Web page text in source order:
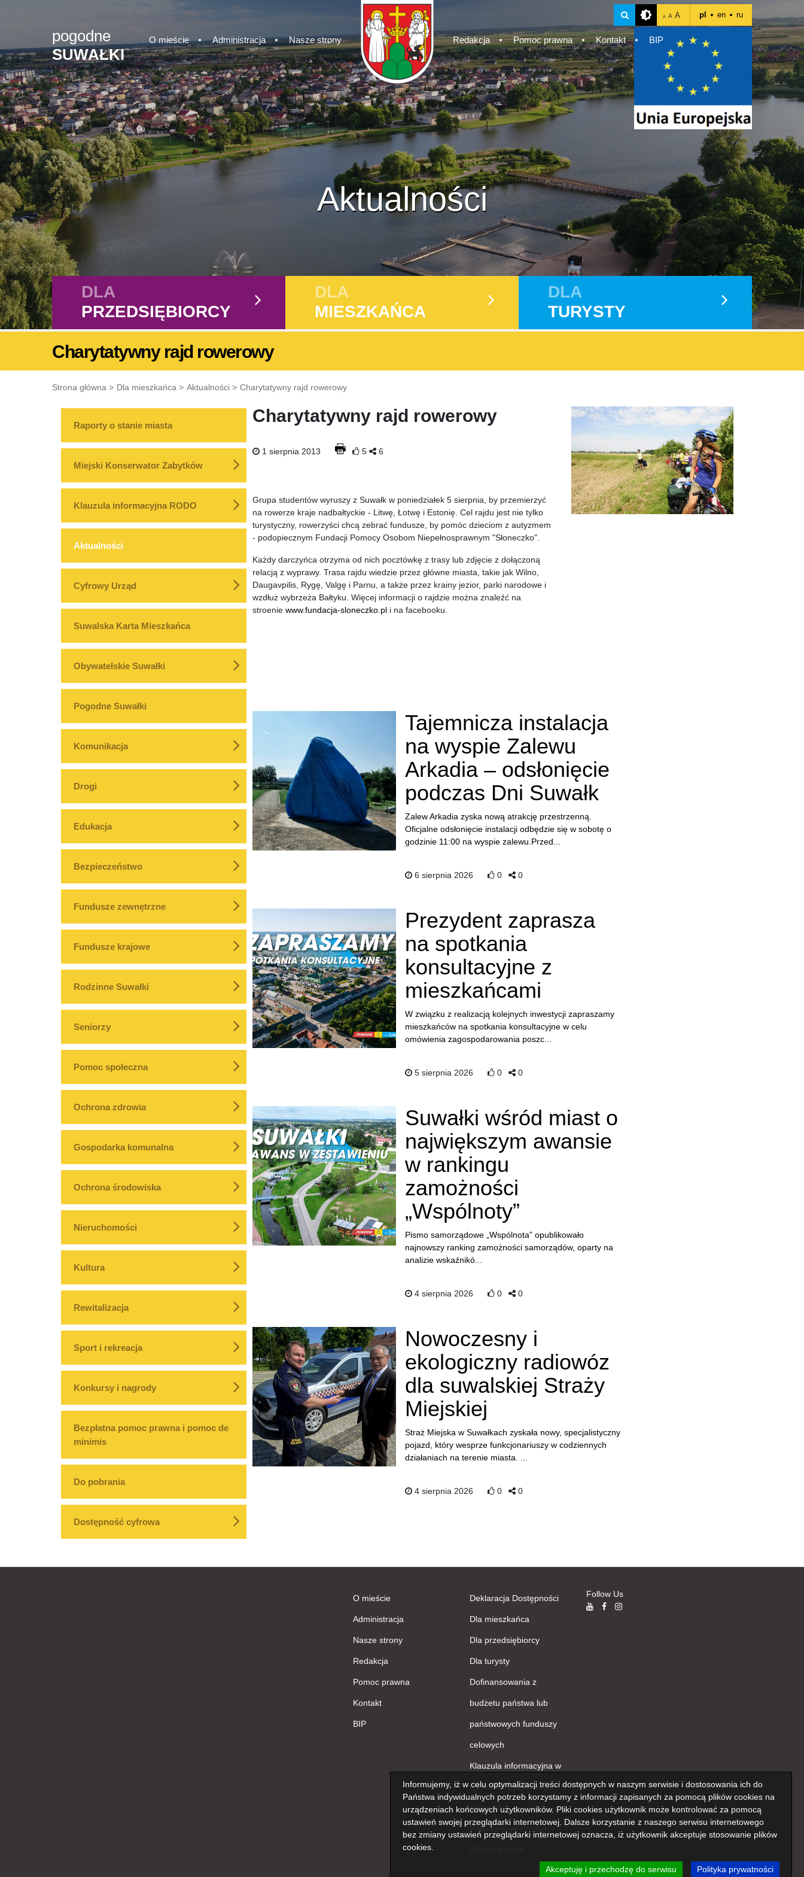
A A A pl en ru
pogodne
SUWAŁKI
O mieście Administracja Nasze strony Redakcja Pomoc prawna Kontakt BIP
Aktualności
DLA
PRZEDSIĘBIORCY
DLA
MIESZKAŃCA
DLA
TURYSTY
Charytatywny rajd rowerowy
Strona główna Dla mieszkańca Aktualności Charytatywny rajd rowerowy
Raporty o stanie miasta
Miejski Konserwator Zabytków
Klauzula informacyjna RODO
Aktualności
Cyfrowy Urząd
Suwalska Karta Mieszkańca
Obywatelskie Suwałki
Pogodne Suwałki
Komunikacja
Drogi
Edukacja
Bezpieczeństwo
Fundusze zewnętrzne
Fundusze krajowe
Rodzinne Suwałki
Seniorzy
Pomoc społeczna
Ochrona zdrowia
Gospodarka komunalna
Ochrona środowiska
Nieruchomości
Kultura
Rewitalizacja
Sport i rekreacja
Konkursy i nagrody
Bezpłatna pomoc prawna i pomoc de
minimis
Do pobrania
Dostępność cyfrowa
Charytatywny rajd rowerowy
1 sierpnia 2013 5 6
Grupa studentów wyruszy z Suwałk w poniedziałek 5 sierpnia, by przemierzyć
na rowerze kraje nadbałtyckie - Litwę, Łotwę i Estonię. Cel rajdu jest nie tylko
turystyczny, rowerzyści chcą zebrać fundusze, by pomóc dzieciom z autyzmem
- podopiecznym Fundacji Pomocy Osobom Niepełnosprawnym "Słoneczko".
Każdy darczyńca otrzyma od nich pocztówkę z trasy lub zdjęcie z dołączoną
relacją z wyprawy. Trasa rajdu wiedzie przez główne miasta, takie jak Wilno,
Daugavpilis, Rygę, Valgę i Parnu, a także przez krainy jezior, parki narodowe i
wzdłuż wybrzeża Bałtyku. Więcej informacji o rajdzie można znaleźć na
stroenie www.fundacja-sloneczko.pl i na facebooku.
Tajemnicza instalacja
na wyspie Zalewu
Arkadia – odsłonięcie
podczas Dni Suwałk
Zalew Arkadia zyska nową atrakcję przestrzenną.
Oficjalne odsłonięcie instalacji odbędzie się w sobotę o
godzinie 11:00 na wyspie zalewu.Przed...
6 sierpnia 2026 0 0
Prezydent zaprasza
na spotkania
konsultacyjne z
mieszkańcami
W związku z realizacją kolejnych inwestycji zapraszamy
mieszkańców na spotkania konsultacyjne w celu
omówienia zagospodarowania poszc...
5 sierpnia 2026 0 0
Suwałki wśród miast o
największym awansie
w rankingu
zamożności
„Wspólnoty”
Pismo samorządowe „Wspólnota” opublikowało
najnowszy ranking zamożności samorządów, oparty na
analizie wskaźnikó...
4 sierpnia 2026 0 0
Nowoczesny i
ekologiczny radiowóz
dla suwalskiej Straży
Miejskiej
Straż Miejska w Suwałkach zyskała nowy, specjalistyczny
pojazd, który wesprze funkcjonariuszy w codziennych
działaniach na terenie miasta. ...
4 sierpnia 2026 0 0
Menu
O mieście
Administracja
Nasze strony
Redakcja
Pomoc prawna
Kontakt
BIP
Menu
Deklaracja Dostępności
Dla mieszkańca
Dla przedsiębiorcy
Dla turysty
Dofinansowania z
budżetu państwa lub
państwowych funduszy
celowych
Klauzula informacyjna w
sprawach załatwianych
milcząco
Polityka prywatności
Follow Us
Follow Us
YouTube
FacebookInstagram
Informujemy, iż w celu optymalizacji treści dostępnych w naszym serwisie i dostosowania ich do
Państwa indywidualnych potrzeb korzystamy z informacji zapisanych za pomocą plików cookies na
urządzeniach końcowych użytkowników. Pliki cookies użytkownik może kontrolować za pomocą
ustawień swojej przeglądarki internetowej. Dalsze korzystanie z naszego serwisu internetowego
bez zmiany ustawień przeglądarki internetowej oznacza, iż użytkownik akceptuje stosowanie plików
cookies.
Akceptuję i przechodzę do serwisu Polityka prywatności